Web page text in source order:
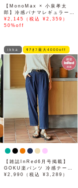
【MonoMax × 小泉孝太
郎】冷感パナマレギュラーカ
ラー半袖シャツ「小泉孝太郎
さん着用モデル」
¥2,145（税込 ¥2,359）
50%off
ikka ﾓｱｵﾌ最大4000off
【雑誌InRed6月号掲載】
GOKU楽パンツ 冷感テーパ
ード【接触冷感】
¥2,990（税込 ¥3,289）